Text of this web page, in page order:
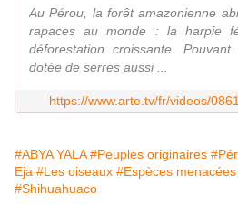
Au Pérou, la forêt amazonienne
rapaces au monde : la harpie
déforestation croissante.
dotée de serres aussi ...
https://www.arte.tv/fr/videos/
#ABYA YALA #Peuples originaires
Eja #Les oiseaux #Espèces menacées
#Shihuahuaco